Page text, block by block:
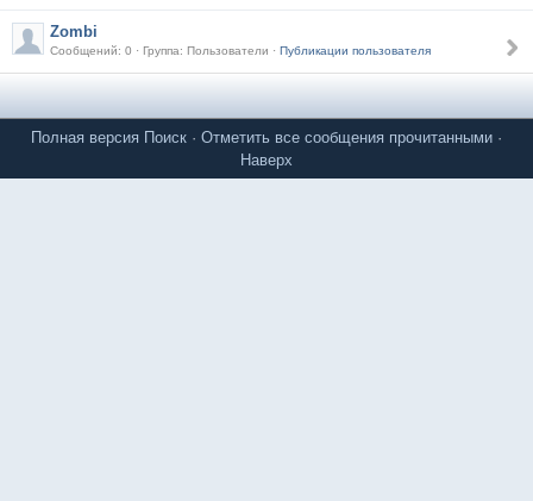
Zombi
Сообщений: 0 · Группа: Пользователи · Публикации пользователя
Полная версия Поиск · Отметить все сообщения прочитанными ·
Наверх